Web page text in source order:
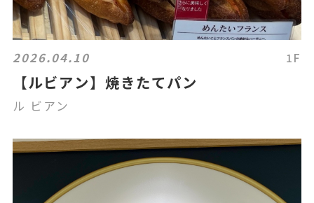
2026.04.10 1F
【ルビアン】焼きたてパン
ル ビアン